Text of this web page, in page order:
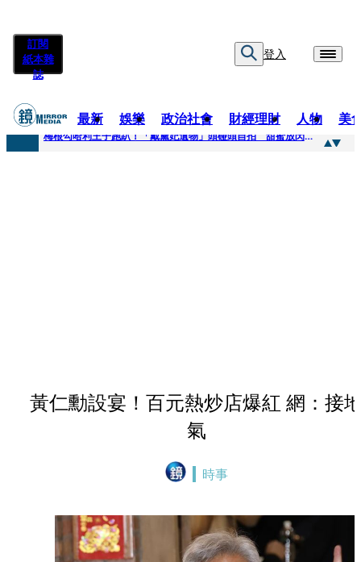
訂閱
紙本雜
誌
登入
最新 娛樂 政治社會 財經理財 人物 美
快訊
梅根勾哈利王子跑趴！「戴黛妃遺物」頭碰頭自拍 甜蜜放閃搶鏡
黃仁勳設宴！百元熱炒店爆紅 網：接
氣
時事